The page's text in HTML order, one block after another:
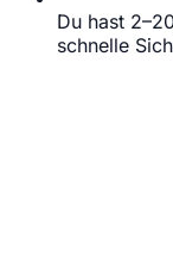
Du hast
schnelle